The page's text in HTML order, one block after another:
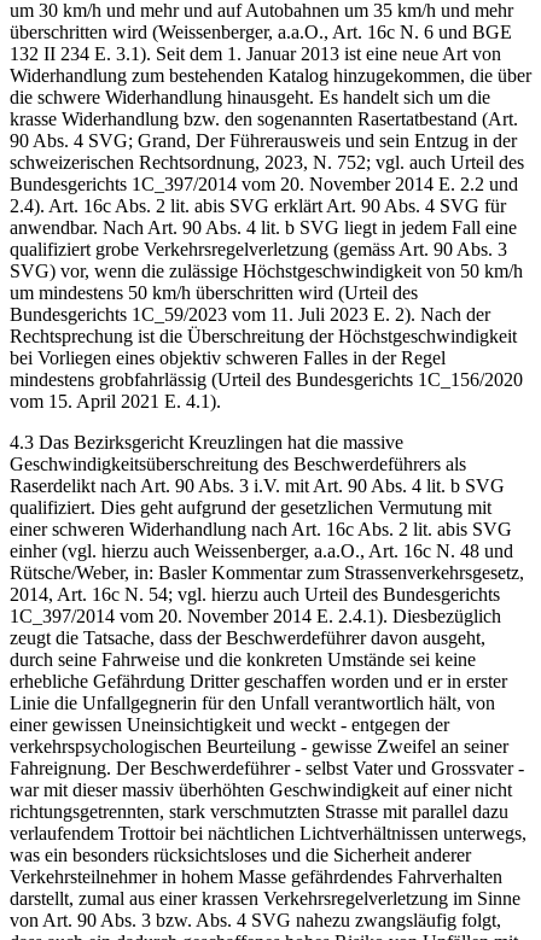
um 30 km/h und mehr und auf Autobahnen um 35 km/h und mehr
überschritten wird (Weissenberger, a.a.O., Art. 16c N. 6 und BGE
132 II 234 E. 3.1). Seit dem 1. Januar 2013 ist eine neue Art von
Widerhandlung zum bestehenden Katalog hinzugekommen, die über
die schwere Widerhandlung hinausgeht. Es handelt sich um die
krasse Widerhandlung bzw. den sogenannten Rasertatbestand (Art.
90 Abs. 4 SVG; Grand, Der Führerausweis und sein Entzug in der
schweizerischen Rechtsordnung, 2023, N. 752; vgl. auch Urteil des
Bundesgerichts 1C_397/2014 vom 20. November 2014 E. 2.2 und
2.4). Art. 16c Abs. 2 lit. abis SVG erklärt Art. 90 Abs. 4 SVG für
anwendbar. Nach Art. 90 Abs. 4 lit. b SVG liegt in jedem Fall eine
qualifiziert grobe Verkehrsregelverletzung (gemäss Art. 90 Abs. 3
SVG) vor, wenn die zulässige Höchstgeschwindigkeit von 50 km/h
um mindestens 50 km/h überschritten wird (Urteil des
Bundesgerichts 1C_59/2023 vom 11. Juli 2023 E. 2). Nach der
Rechtsprechung ist die Überschreitung der Höchstgeschwindigkeit
bei Vorliegen eines objektiv schweren Falles in der Regel
mindestens grobfahrlässig (Urteil des Bundesgerichts 1C_156/2020
vom 15. April 2021 E. 4.1).
4.3 Das Bezirksgericht Kreuzlingen hat die massive
Geschwindigkeitsüberschreitung des Beschwerdeführers als
Raserdelikt nach Art. 90 Abs. 3 i.V. mit Art. 90 Abs. 4 lit. b SVG
qualifiziert. Dies geht aufgrund der gesetzlichen Vermutung mit
einer schweren Widerhandlung nach Art. 16c Abs. 2 lit. abis SVG
einher (vgl. hierzu auch Weissenberger, a.a.O., Art. 16c N. 48 und
Rütsche/Weber, in: Basler Kommentar zum Strassenverkehrsgesetz,
2014, Art. 16c N. 54; vgl. hierzu auch Urteil des Bundesgerichts
1C_397/2014 vom 20. November 2014 E. 2.4.1). Diesbezüglich
zeugt die Tatsache, dass der Beschwerdeführer davon ausgeht,
durch seine Fahrweise und die konkreten Umstände sei keine
erhebliche Gefährdung Dritter geschaffen worden und er in erster
Linie die Unfallgegnerin für den Unfall verantwortlich hält, von
einer gewissen Uneinsichtigkeit und weckt - entgegen der
verkehrspsychologischen Beurteilung - gewisse Zweifel an seiner
Fahreignung. Der Beschwerdeführer - selbst Vater und Grossvater -
war mit dieser massiv überhöhten Geschwindigkeit auf einer nicht
richtungsgetrennten, stark verschmutzten Strasse mit parallel dazu
verlaufendem Trottoir bei nächtlichen Lichtverhältnissen unterwegs,
was ein besonders rücksichtsloses und die Sicherheit anderer
Verkehrsteilnehmer in hohem Masse gefährdendes Fahrverhalten
darstellt, zumal aus einer krassen Verkehrsregelverletzung im Sinne
von Art. 90 Abs. 3 bzw. Abs. 4 SVG nahezu zwangsläufig folgt,